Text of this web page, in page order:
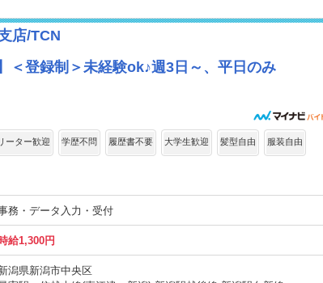
店/TCN
＜登録制＞未経験ok♪週3日～、平日のみ
ーター歓迎 学歴不問 履歴書不要 大学生歓迎 髪型自由 服装自由
務・データ入力・受付
時給1,300円
潟県新潟市中央区